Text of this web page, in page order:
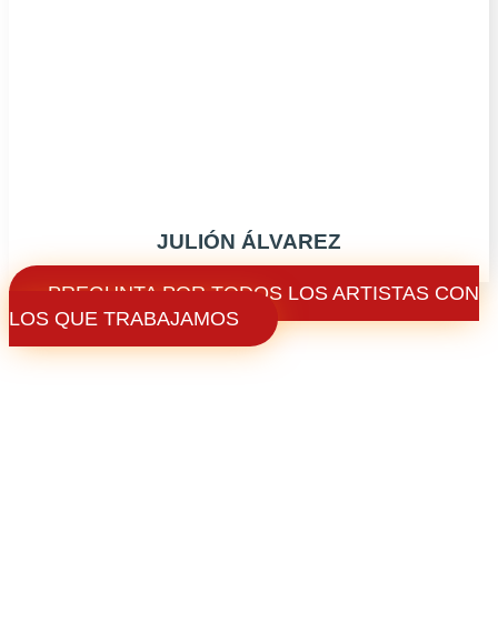
JULIÓN ÁLVAREZ
PREGUNTA POR TODOS LOS ARTISTAS CON
LOS QUE TRABAJAMOS